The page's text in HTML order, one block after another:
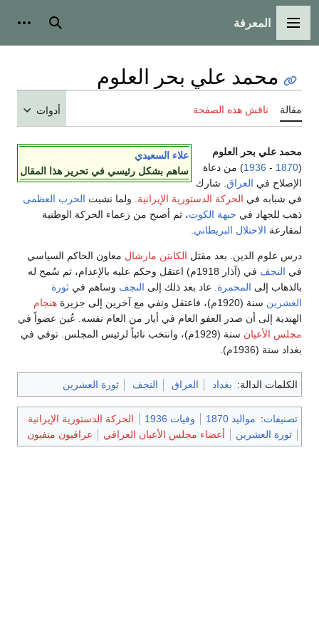
القائمة الرئيسية
المعرفة بحث
محمد علي بحر العلوم
مقالة ناقش هذه الصفحة أدوات
علاء السعيدي
ساهم بشكل رئيسي في تحرير هذا المقال
محمد علي بحر العلوم
(
1870
-
1936) من دعاة
الإصلاح في العراق . شارك
في شبابه في الحركة الدستورية الإيرانية . ولما نشبت الحرب العظمى
ذهب للجهاد في جبهة الكوت، ثم أصبح من زعماء الحركة الوطنية
لمقارعة الاحتلال البريطاني
درس علوم الدين. بعد مقتل الكابتن مارشال معاون الحاكم السياسي
في النجف
في (آذار 1918م) اعتقل وحكم عليه بالإعدام، ثم سُمح له
بالذهاب إلى المحمرة . عاد بعد ذلك إلى النجف وساهم في ثورة
العشرين سنة (1920م)، فاعتقل ونفي مع آخرين إلى جزيرة
هنجام
الهندية إلى أن صدر العفو العام في أيار من العام نفسه. عُين عضواً في
مجلس الأعيان
سنة (1929م)، وانتخب نائباً لرئيس المجلس. توفي في
بغداد سنة (1936م).
الكلمات الدالة: بغداد العراق النجف ثورة العشرين
تصنيفات: مواليد 1870 وفيات 1936
الحركة الدستورية الإيرانية
ثورة العشرين
أعضاء مجلس الأعيان العراقي عراقيون منفيون